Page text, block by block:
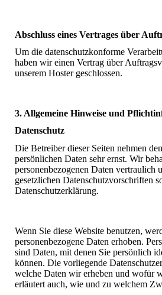
Abschluss eines Vertrages über
Um die datenschutzkonforme
haben wir einen Vertrag über
unserem Hoster geschlossen.
3. Allgemeine Hinweise und
Datenschutz
Die Betreiber dieser Seiten nehmen
persönlichen Daten sehr ernst. Wir
personenbezogenen Daten vertraulich
gesetzlichen Datenschutzvorschriften
Datenschutzerklärung.
Wenn Sie diese Website benutzen,
personenbezogene Daten erhoben.
sind Daten, mit denen Sie persönlich
können. Die vorliegende
welche Daten wir erheben und wofür
erläutert auch, wie und zu welchem